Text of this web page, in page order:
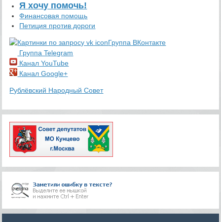
Я хочу помочь!
Финансовая помощь
Петиция против дороги
Группа ВКонтакте
Группа Telegram
Канал YouTube
Канал Google+
Рублёвский Народный Совет